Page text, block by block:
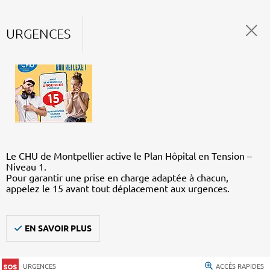
URGENCES
Le CHU de Montpellier active le Plan Hôpital en Tension –
Niveau 1.
Pour garantir une prise en charge adaptée à chacun,
appelez le 15 avant tout déplacement aux urgences.
EN SAVOIR PLUS
URGENCES ACCÈS RAPIDES